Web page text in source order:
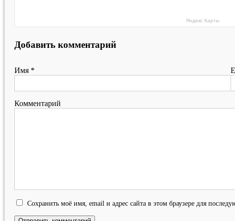
Яндекс Карты
Добавить комментарий
Имя *
Комментарий
Сохранить моё имя, email и адрес сайта в этом браузере для